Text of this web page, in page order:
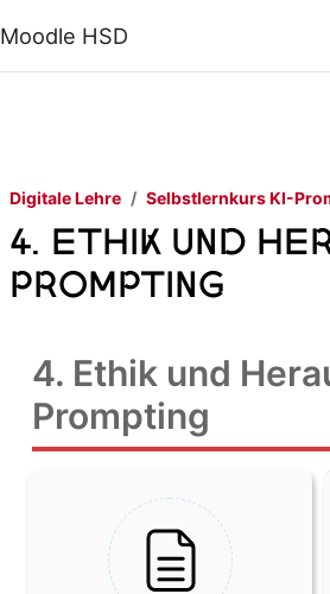
Moodle HSD
Digitale Lehre Selbstlernkurs KI-
4. Ethik und
Prompting
4. Ethik und
Prompting